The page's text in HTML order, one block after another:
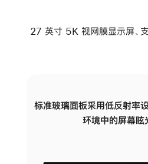
27 英寸 5K 视网膜显示屏、
标准玻璃面板采用低反射率
环境中的屏幕眩